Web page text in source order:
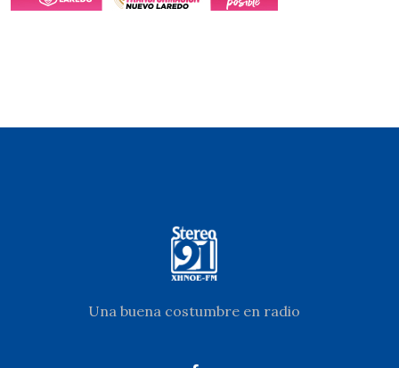
Una buena costumbre en radio